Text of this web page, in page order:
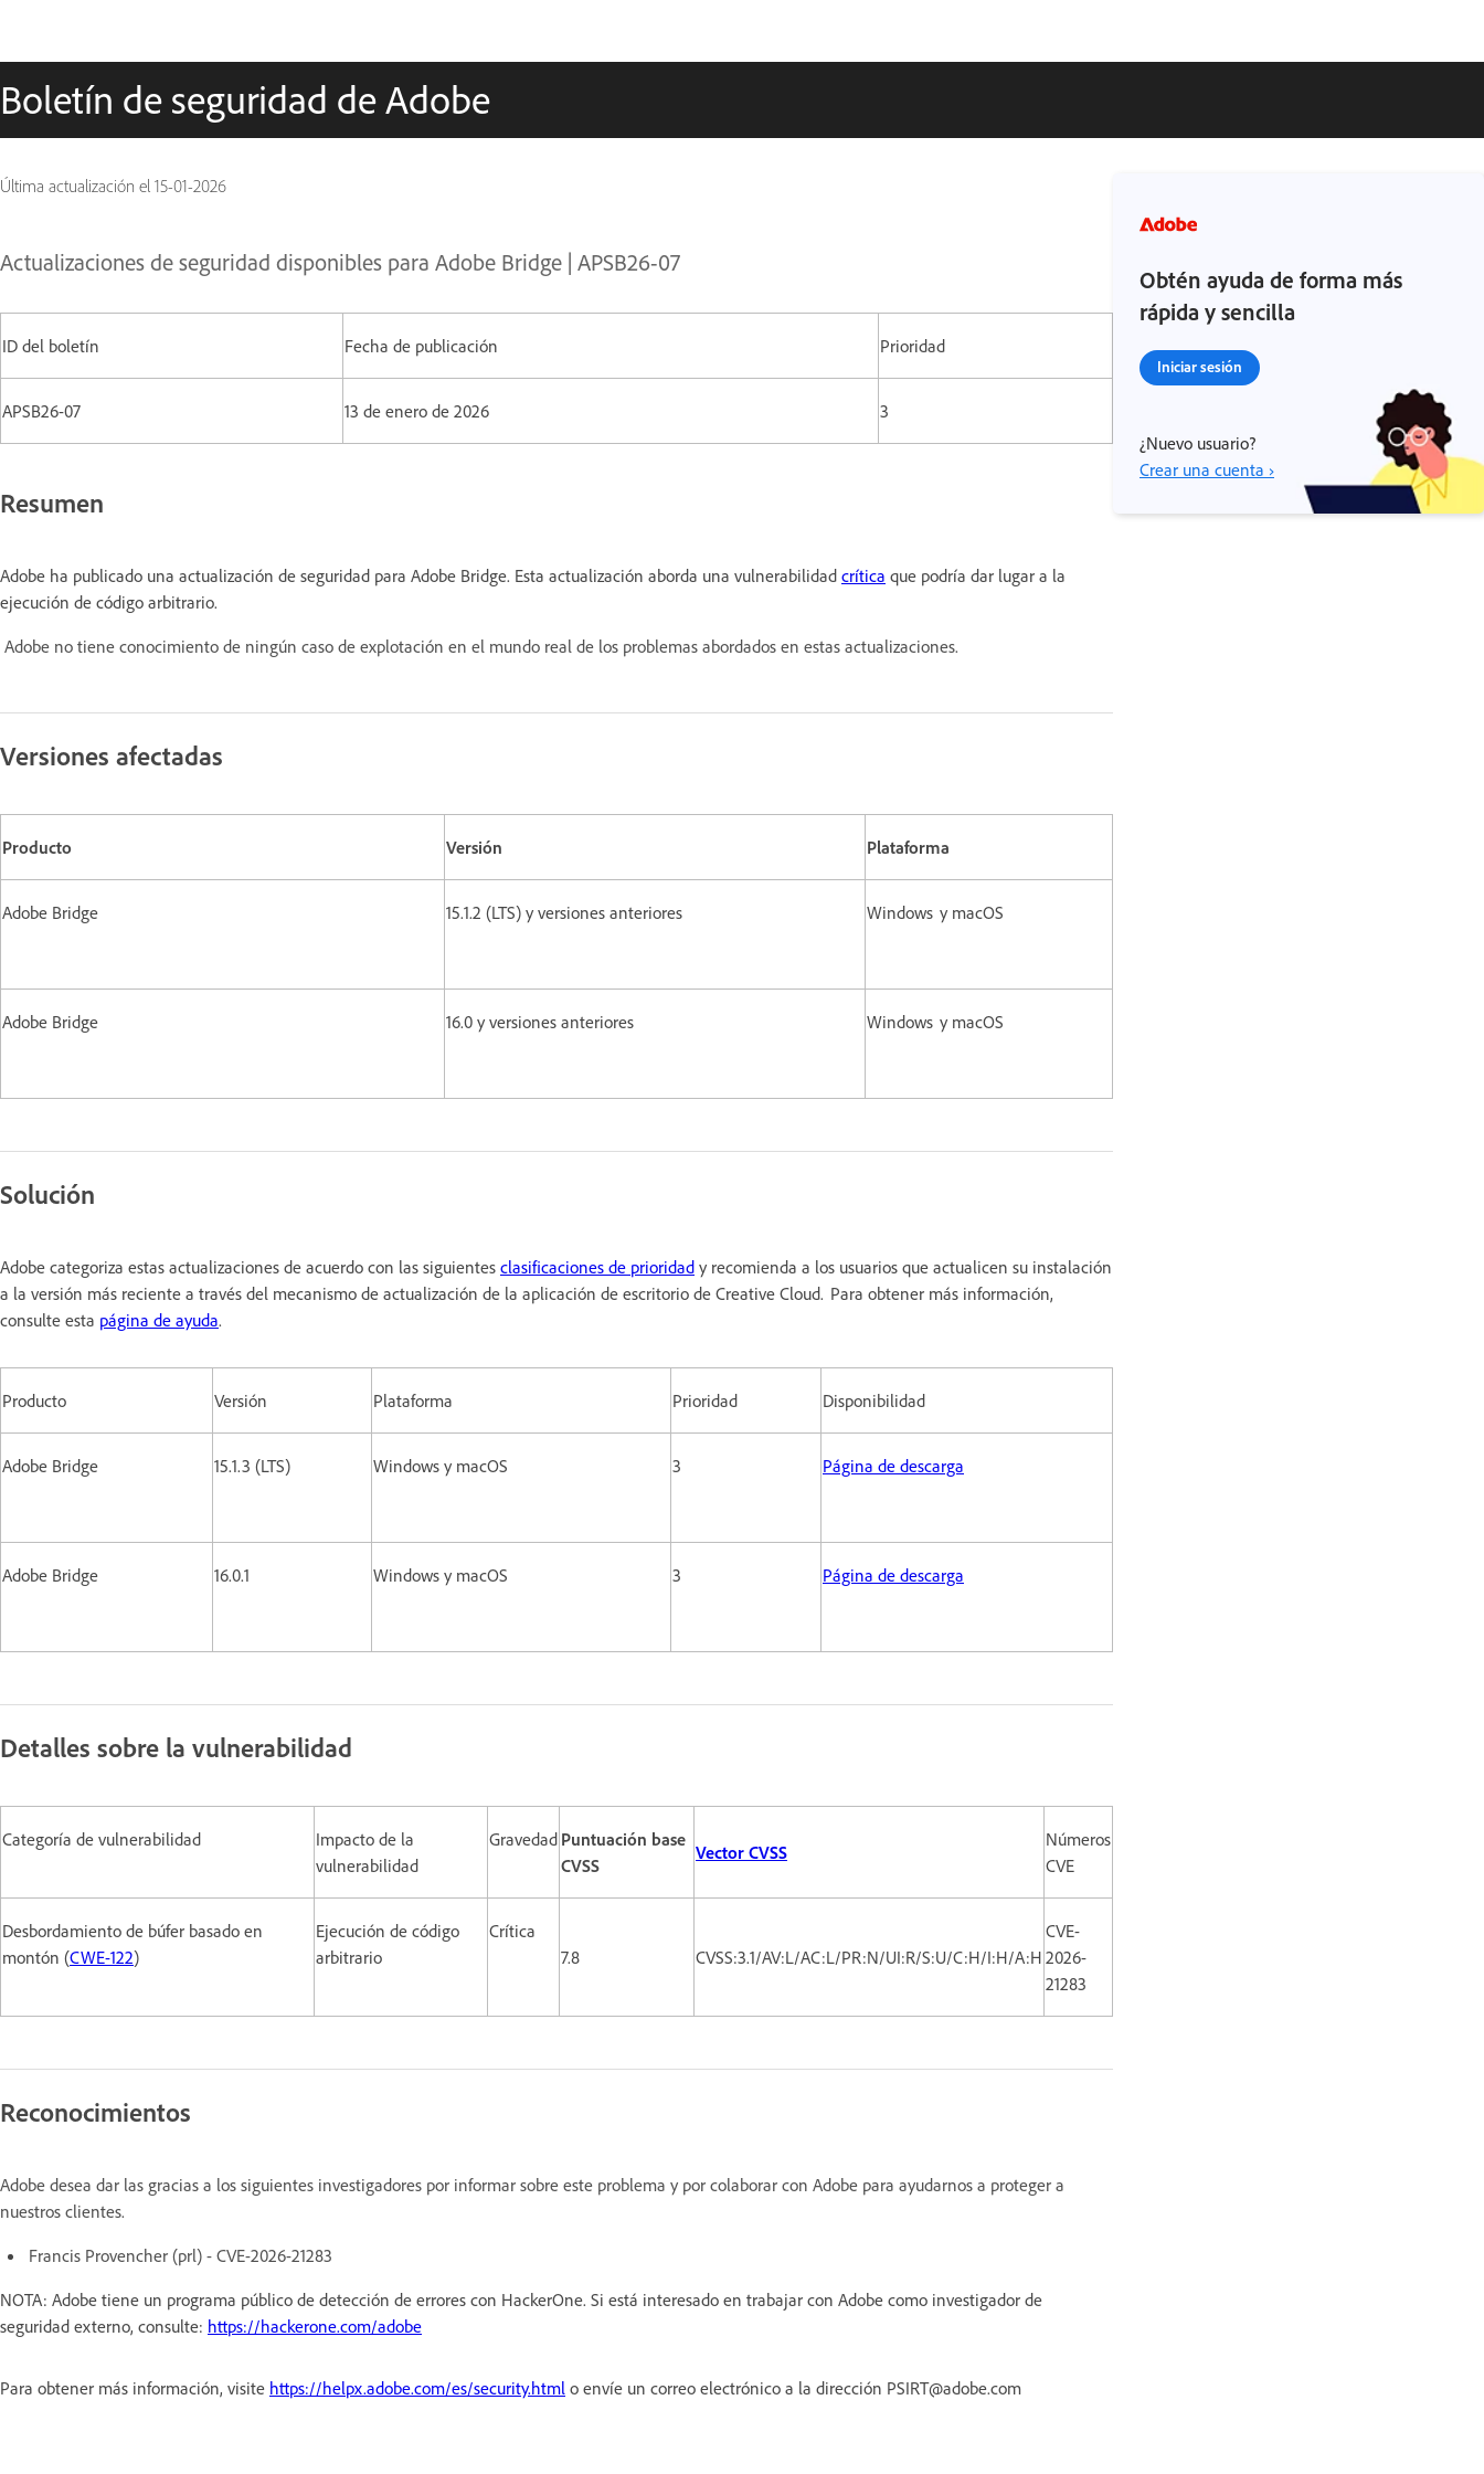
Boletín de seguridad de Adobe
Última actualización el 15-01-2026
Actualizaciones de seguridad disponibles para Adobe Bridge | APSB26-07
ID del boletín Fecha de publicación Prioridad
APSB26-07 13 de enero de 2026 3
Resumen
Adobe ha publicado una actualización de seguridad para Adobe Bridge. Esta actualización aborda una vulnerabilidad crítica que podría dar lugar a la
ejecución de código arbitrario.
Adobe no tiene conocimiento de ningún caso de explotación en el mundo real de los problemas abordados en estas actualizaciones.
Versiones afectadas
Producto Versión Plataforma
Adobe Bridge 15.1.2 (LTS) y versiones anteriores Windows y macOS
Adobe Bridge 16.0 y versiones anteriores Windows y macOS
Solución
Adobe categoriza estas actualizaciones de acuerdo con las siguientes clasificaciones de prioridad y recomienda a los usuarios que actualicen su instalación
a la versión más reciente a través del mecanismo de actualización de la aplicación de escritorio de Creative Cloud. Para obtener más información,
consulte esta página de ayuda.
Producto Versión Plataforma Prioridad Disponibilidad
Adobe Bridge 15.1.3 (LTS) Windows y macOS 3 Página de descarga
Adobe Bridge 16.0.1 Windows y macOS 3 Página de descarga
Detalles sobre la vulnerabilidad
Categoría de vulnerabilidad
Impacto de la
vulnerabilidad
Gravedad Puntuación base
CVSS
Vector CVSS
Números
CVE
Desbordamiento de búfer basado en
montón (CWE-122)
Ejecución de código
arbitrario
Crítica
7.8
CVSS:3.1/AV:L/AC:L/PR:N/UI:R/S:U/C:H/I:H/A:H
CVE-
2026-
21283
Reconocimientos
Adobe desea dar las gracias a los siguientes investigadores por informar sobre este problema y por colaborar con Adobe para ayudarnos a proteger a
nuestros clientes.
Francis Provencher (prl) - CVE-2026-21283
NOTA: Adobe tiene un programa público de detección de errores con HackerOne. Si está interesado en trabajar con Adobe como investigador de
seguridad externo, consulte: https://hackerone.com/adobe
Para obtener más información, visite https://helpx.adobe.com/es/security.html o envíe un correo electrónico a la dirección PSIRT@adobe.com
Obtén ayuda de forma más
rápida y sencilla
Iniciar sesión
¿Nuevo usuario?
Crear una cuenta ›